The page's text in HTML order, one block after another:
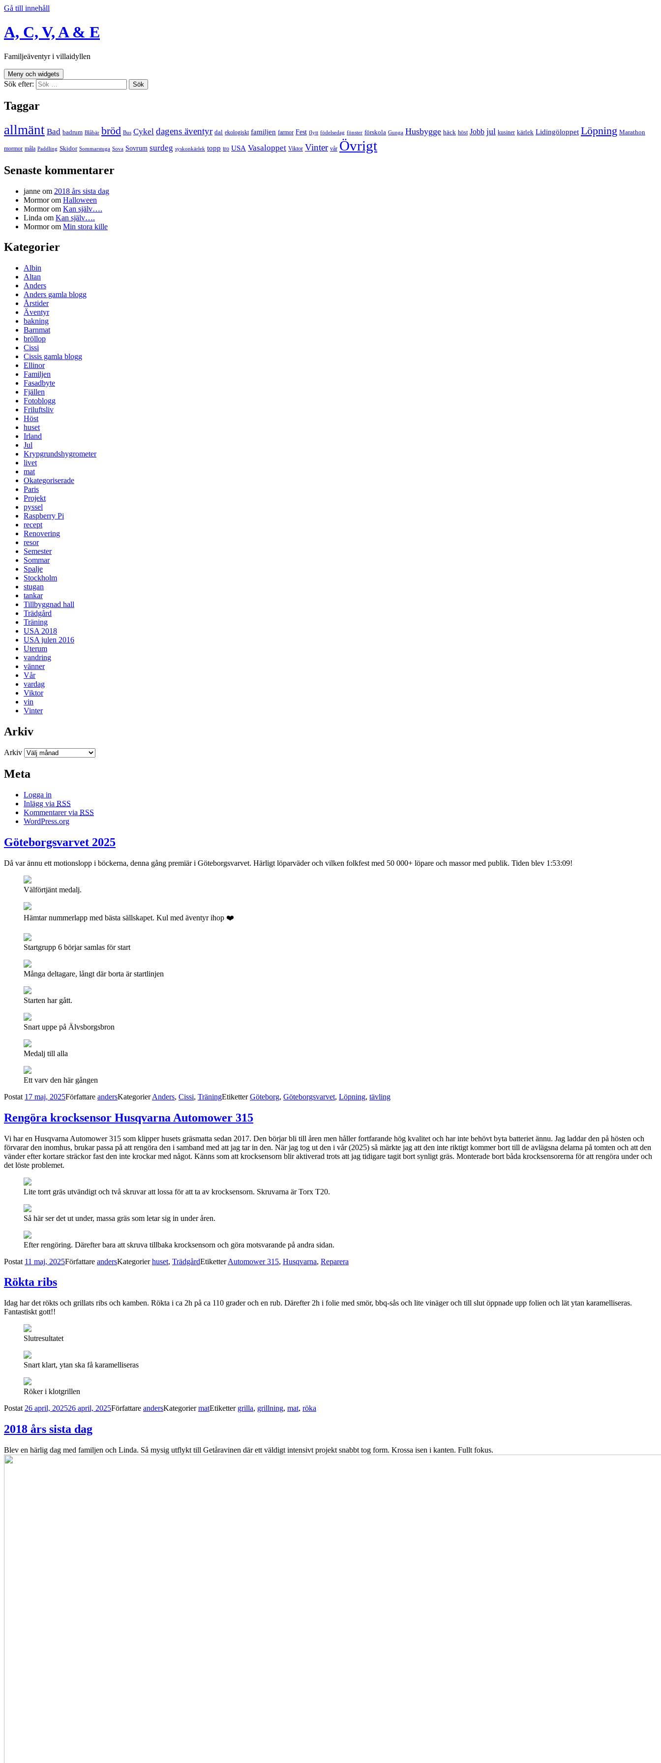
Gå till innehåll
A, C, V, A & E
Familjeäventyr i villaidyllen
Meny och widgets
Sök efter:
Taggar
allmänt Bad badrum Blåbär bröd Bus Cykel dagens äventyr dal ekologiskt familjen farmor Fest flytt födelsedag fönster förskola Gunga Husbygge häck höst Jobb jul kusiner kärlek Lidingöloppet Löpning Marathon
mormor måla Paddling Skidor Sommarstuga Sova Sovrum surdeg syskonkärlek topp tro USA Vasaloppet Viktor Vinter vår Övrigt
Senaste kommentarer
janne om 2018 års sista dag
Mormorom Halloween
Mormorom Kan själv….
Linda om Kan själv….
Mormorom Min stora kille
Kategorier
Albin
Altan
Anders
Anders gamla blogg
Årstider
Äventyr
bakning
Barnmat
bröllop
Cissi
Cissis gamla blogg
Ellinor
Familjen
Fasadbyte
Fjällen
Fotoblogg
Friluftsliv
Höst
huset
Irland
Jul
Krypgrundshygrometer
livet
mat
Okategoriserade
Paris
Projekt
pyssel
Raspberry Pi
recept
Renovering
resor
Semester
Sommar
Spalje
Stockholm
stugan
tankar
Tillbyggnad hall
Trädgård
Träning
USA 2018
USA julen 2016
Uterum
vandring
vänner
Vår
vardag
Viktor
vin
Vinter
Arkiv
Arkiv
Meta
Logga in
Inlägg via RSS
Kommentarer via RSS
WordPress.org
Göteborgsvarvet 2025
Då var ännu ett motionslopp i böckerna, denna gång premiär i Göteborgsvarvet. Härligt löparväder och vilken folkfest med 50 000+ löpare och massor med publik. Tiden blev 1:53:09!
Välförtjänt medalj.
Hämtar nummerlapp med bästa sällskapet. Kul med äventyr ihop ❤️
Startgrupp 6 börjar samlas för start
Många deltagare, långt där borta är startlinjen
Starten har gått.
Snart uppe på Älvsborgsbron
Medalj till alla
Ett varv den här gången
Postat 17 maj, 2025Författare andersKategorierAnders, Cissi, TräningEtiketterGöteborg, Göteborgsvarvet, Löpning, tävling
Rengöra krocksensor Husqvarna Automower 315
Vi har en Husqvarna Automower 315 som klipper husets gräsmatta sedan 2017. Den börjar bli till åren men håller fortfarande hög kvalitet och har inte behövt byta batteriet ännu. Jag laddar den på hösten och
förvarar den inomhus, brukar passa på att rengöra den i samband med att jag tar in den. När jag tog ut den i vår (2025) så märkte jag att den inte riktigt kommer bort till de avlägsna delarna på tomten och att den
vänder efter kortare sträckor fast den inte krockar med något. Känns som att krocksensorn blir aktiverad trots att jag tidigare tagit bort synligt gräs. Monterade bort båda krocksensorerna för att rengöra under och
det löste problemet.
Lite torrt gräs utvändigt och två skruvar att lossa för att ta av krocksensorn. Skruvarna är Torx T20.
Så här ser det ut under, massa gräs som letar sig in under åren.
Efter rengöring. Därefter bara att skruva tillbaka krocksensorn och göra motsvarande på andra sidan.
Postat 11 maj, 2025Författare andersKategorierhuset, TrädgårdEtiketterAutomower 315, Husqvarna, Reparera
Rökta ribs
Idag har det rökts och grillats ribs och kamben. Rökta i ca 2h på ca 110 grader och en rub. Därefter 2h i folie med smör, bbq-sås och lite vinäger och till slut öppnade upp folien och lät ytan karamelliseras.
Fantastiskt gott!!
Slutresultatet
Snart klart, ytan ska få karamelliseras
Röker i klotgrillen
Postat 26 april, 202526 april, 2025Författare andersKategoriermatEtiketter grilla, grillning, mat, röka
2018 års sista dag
Blev en härlig dag med familjen och Linda. Så mysig utflykt till Getåravinen där ett väldigt intensivt projekt snabbt tog form. Krossa isen i kanten. Fullt fokus.